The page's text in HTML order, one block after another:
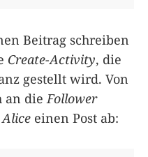
Beitrag schreiben
Create-Activity, die
gestellt wird. Von
an die Follower
Alice einen Post ab: